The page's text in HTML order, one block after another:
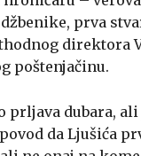
prva
direktora
poštenjačinu.
prljava dubara,
da Ljušića